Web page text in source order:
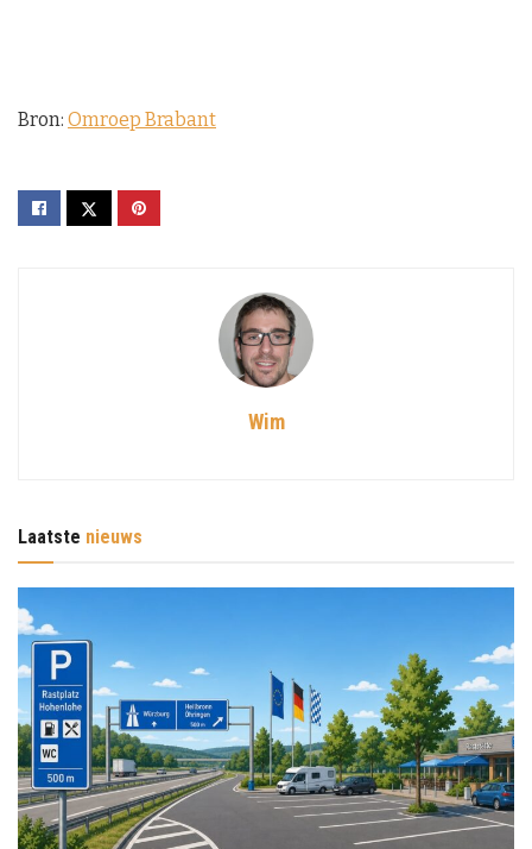
Bron: Omroep Brabant
Wim
Laatste nieuws